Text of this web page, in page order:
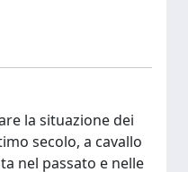
la situazione dei
secolo, a cavallo
nel passato e nelle